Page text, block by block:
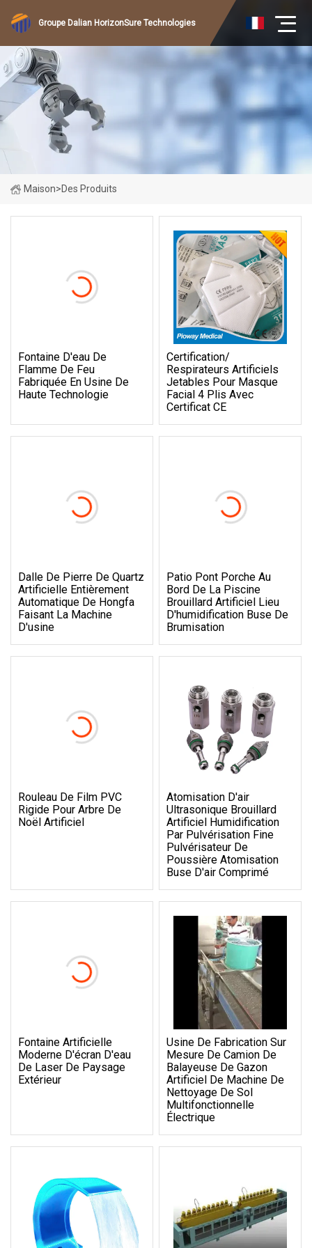
Groupe Dalian HorizonSure Technologies
Maison>Des Produits
Fontaine D'eau De
Flamme De Feu
Fabriquée En Usine De
Haute Technologie
Certification/
Respirateurs Artificiels
Jetables Pour Masque
Facial 4 Plis Avec
Certificat CE
Dalle De Pierre De Quartz
Artificielle Entièrement
Automatique De Hongfa
Faisant La Machine
D'usine
Patio Pont Porche Au
Bord De La Piscine
Brouillard Artificiel Lieu
D'humidification Buse De
Brumisation
Rouleau De Film PVC
Rigide Pour Arbre De
Noël Artificiel
Atomisation D'air
Ultrasonique Brouillard
Artificiel Humidification
Par Pulvérisation Fine
Pulvérisateur De
Poussière Atomisation
Buse D'air Comprimé
Fontaine Artificielle
Moderne D'écran D'eau
De Laser De Paysage
Extérieur
Usine De Fabrication Sur
Mesure De Camion De
Balayeuse De Gazon
Artificiel De Machine De
Nettoyage De Sol
Multifonctionnelle
Électrique